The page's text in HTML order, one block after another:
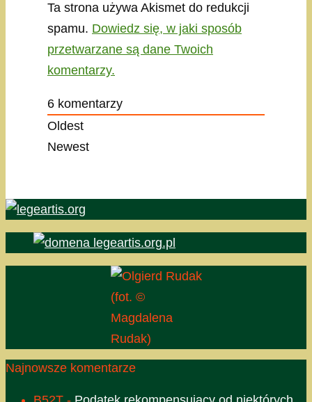
Ta strona używa Akismet do redukcji
spamu. Dowiedz się, w jaki sposób
przetwarzane są dane Twoich
komentarzy.
6 komentarzy
Oldest
Newest
(fot. ©
Magdalena
Rudak)
Najnowsze komentarze